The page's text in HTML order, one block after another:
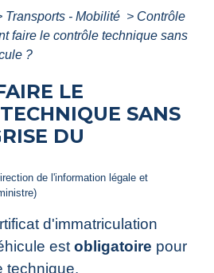
Transports - Mobilité > Contrôle
faire le contrôle technique sans
?
LE
SANS
DU
de l'information légale et
d'immatriculation
estobligatoire pour
technique.